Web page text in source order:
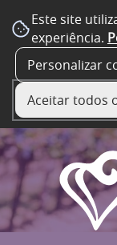
Este site
experiência.
Personalizar
Aceitar todos